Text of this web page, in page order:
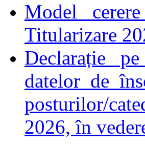
Model
Titularizare
Declarație
datelor de
posturilor/
2026, în